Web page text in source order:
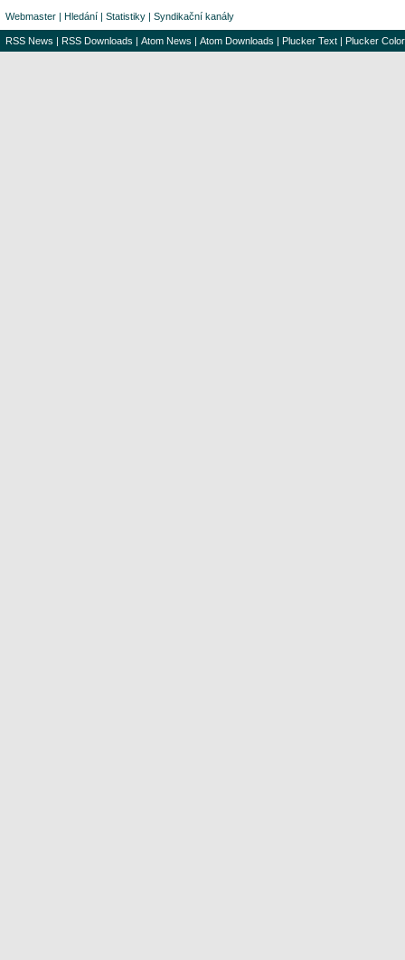
Webmaster | Hledání | Statistiky | Syndikační kanály
RSS News | RSS Downloads | Atom News | Atom Downloads | Plucker Text | Plucker Color